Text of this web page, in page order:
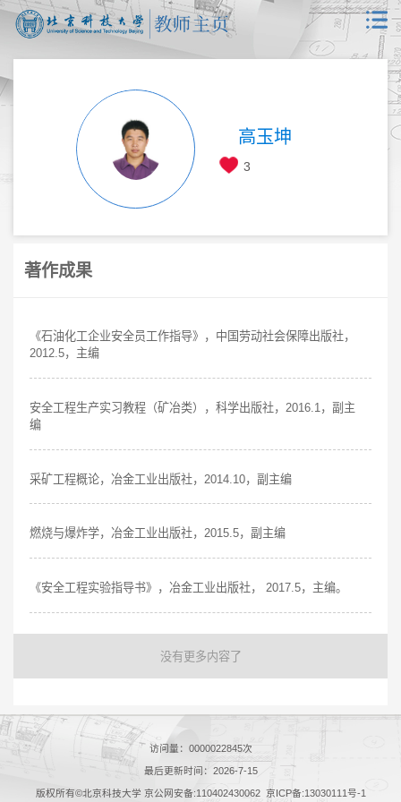
高玉坤
3
著作成果
《石油化工企业安全员工作指导》，中国劳动社会保障出版社，
2012.5，主编
安全工程生产实习教程（矿冶类），科学出版社，2016.1，副主
编
采矿工程概论，冶金工业出版社，2014.10，副主编
燃烧与爆炸学，冶金工业出版社，2015.5，副主编
《安全工程实验指导书》，冶金工业出版社， 2017.5，主编。
没有更多内容了
访问量： 0000022845次
最后更新时间： 2026-7-15
版权所有©北京科技大学 京公网安备:110402430062 京ICP备:13030111号-1